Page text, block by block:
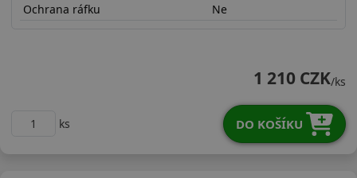
Ochrana ráfku
Ne
1 210 CZK/ks
ks DO KOŠÍKU